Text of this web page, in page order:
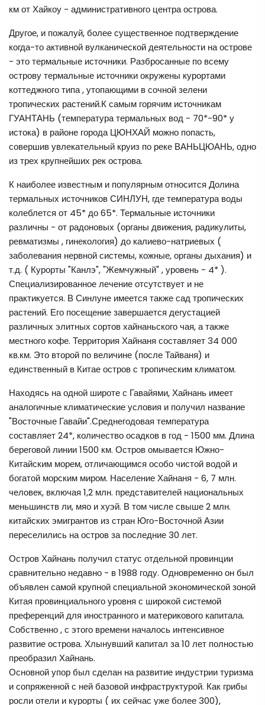
км от Хайкоу - административного центра острова.
Другое, и пожалуй, более существенное подтверждение
когда-то активной вулканической деятельности на острове
- это термальные источники. Разбросанные по всему
острову термальные источники окружены курортами
коттеджного типа , утопающими в сочной зелени
тропических растений.К самым горячим источникам
ГУАНТАНЬ (температура термальных вод - 70*-90* у
истока) в районе города ЦЮНХАЙ можно попасть,
совершив увлекательный круиз по реке ВАНЬЦЮАНЬ, одно
из трех крупнейших рек острова.
К наиболее известным и популярным относится Долина
термальных источников СИНЛУН, где температура воды
колеблется от 45* до 65*. Термальные источники
различны - от радоновых (органы движения, радикулиты,
ревматизмы , гинекология) до калиево-натриевых (
заболевания нервной системы, кожные, органы дыхания) и
т.д. ( Курорты "Канлэ", "Жемчужный" , уровень - 4* ).
Специализированное лечение отсутствует и не
практикуется. В Синлуне имеется также сад тропических
растений. Его посещение завершается дегустацией
различных элитных сортов хайнаньского чая, а также
местного кофе. Территория Хайнаня составляет 34 000
кв.км. Это второй по величине (после Тайваня) и
единственный в Китае остров с тропическим климатом.
Находясь на одной широте с Гавайями, Хайнань имеет
аналогичные климатические условия и получил название
"Восточные Гавайи".Среднегодовая температура
составляет 24*, количество осадков в год - 1500 мм. Длина
береговой линии 1500 км. Остров омывается Южно-
Китайским морем, отличающимся особо чистой водой и
богатой морским миром. Население Хайнаня - 6, 7 млн.
человек, включая 1,2 млн. представителей национальных
меньшинств ли, мяо и хуэй. В том числе свыше 2 млн.
китайских эмигрантов из стран Юго-Восточной Азии
переселились на остров за последние 30 лет.
Остров Хайнань получил статус отдельной провинции
сравнительно недавно - в 1988 году. Одновременно он был
объявлен самой крупной специальной экономической зоной
Китая провинциального уровня с широкой системой
преференций для иностранного и материкового капитала.
Собственно , с этого времени началось интенсивное
развитие острова. Хлынувший капитал за 10 лет полностью
преобразил Хайнань.
Основной упор был сделан на развитие индустрии туризма
и сопряженной с ней базовой инфраструктурой. Как грибы
росли отели и курорты ( их сейчас уже более 300),